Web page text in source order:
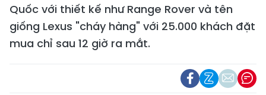
Quốc với thiết kế như Range Rover và tên
giống Lexus "cháy hàng" với 25.000 khách đặt
mua chỉ sau 12 giờ ra mắt.